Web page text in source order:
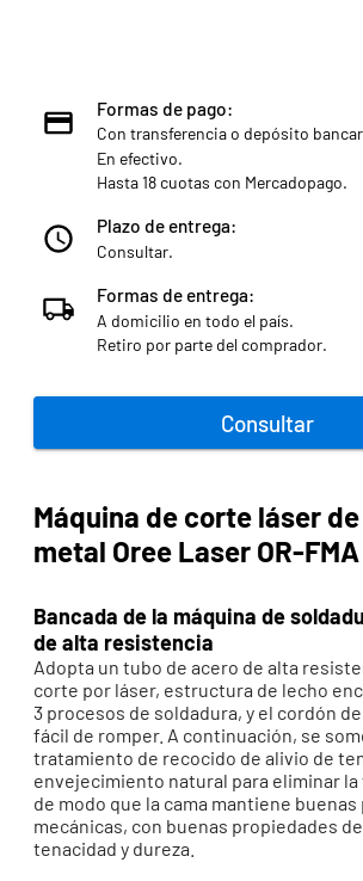
Formas de pago:
Con transferencia o depósito
En efectivo.
Hasta 18 cuotas con Mercadopago.
Plazo de entrega:
Consultar.
Formas de entrega:
A domicilio en todo el país.
Retiro por parte del comprador.
Consultar
Máquina de corte láser
metal Oree Laser OR-FMA
Bancada de la máquina de
de alta resistencia
Adopta un tubo de acero de alta
corte por láser, estructura de lecho
3 procesos de soldadura, y el cordón
fácil de romper. A continuación, se
tratamiento de recocido de alivio de
envejecimiento natural para eliminar
de modo que la cama mantiene
mecánicas, con buenas propiedades
tenacidad y dureza.